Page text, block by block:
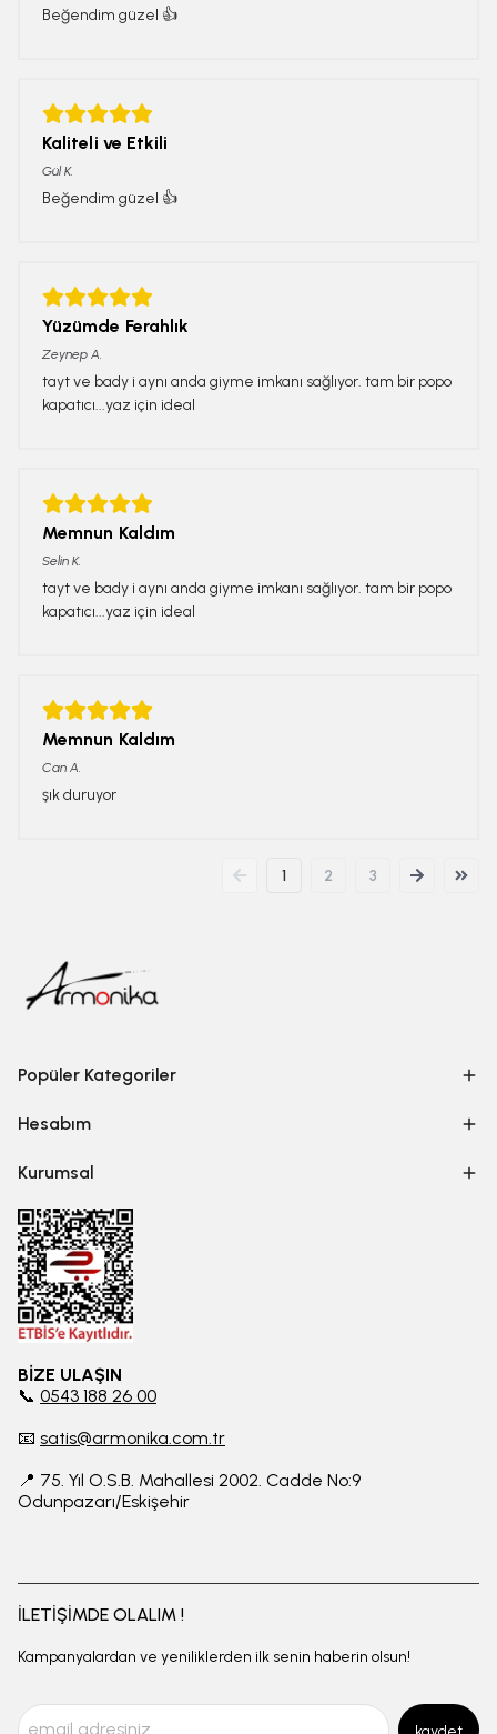
Beğendim güzel 👍
Kaliteli ve Etkili
Gül K.
Beğendim güzel 👍
Yüzümde Ferahlık
Zeynep A.
tayt ve bady i aynı anda giyme imkanı sağlıyor. tam bir popo
kapatıcı...yaz için ideal
Memnun Kaldım
Selin K.
tayt ve bady i aynı anda giyme imkanı sağlıyor. tam bir popo
kapatıcı...yaz için ideal
Memnun Kaldım
Can A.
şık duruyor
1 2 3
Popüler Kategoriler
Hesabım
Kurumsal
BİZE ULAŞIN
📞 0543 188 26 00
📧 satis@armonika.com.tr
📍 75. Yıl O.S.B. Mahallesi 2002. Cadde No:9
Odunpazarı/Eskişehir
İLETİŞİMDE OLALIM !
Kampanyalardan ve yeniliklerden ilk senin haberin olsun!